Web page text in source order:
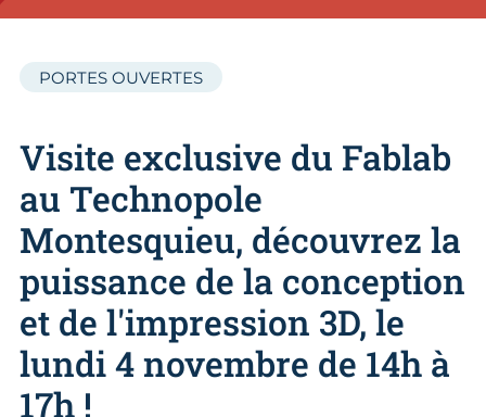
PORTES OUVERTES
Visite exclusive du Fablab
au Technopole
Montesquieu, découvrez la
puissance de la conception
et de l'impression 3D, le
lundi 4 novembre de 14h à
17h !